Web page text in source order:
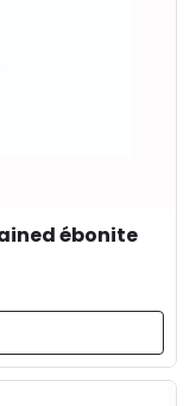
ébonite